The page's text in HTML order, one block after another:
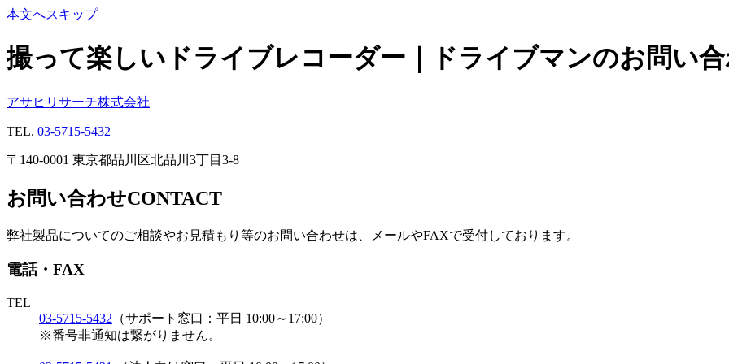
本文へスキップ
撮って楽しいドライブレコーダー｜ドライブマンのお問い
アサヒリサーチ株式会社
TEL. 03-5715-5432
〒140-0001 東京都品川区北品川3丁目3-8
お問い合わせCONTACT
弊社製品についてのご相談やお見積もり等のお問い合わせは、メールやFAXで受付しております。
電話・FAX
TEL
03-5715-5432 （サポート窓口：平日 10:00～17:00）
※番号非通知は繋がりません。